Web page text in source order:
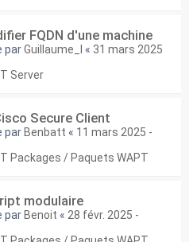
FQDN d'une machine
parGuillaume_I « 31 mars 2025
Server
Secure Client
par Benbatt « 11 mars 2025 -
Packages / Paquets WAPT
modulaire
par Benoit « 28 févr. 2025 -